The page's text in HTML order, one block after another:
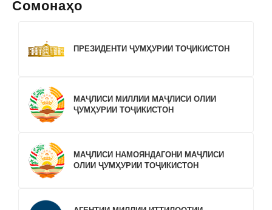
Сомонаҳо
ПРЕЗИДЕНТИ ҶУМҲУРИИ ТОҶИКИСТОН
МАҶЛИСИ МИЛЛИИ МАҶЛИСИ ОЛИИ
ҶУМҲУРИИ ТОҶИКИСТОН
МАҶЛИСИ НАМОЯНДАГОНИ МАҶЛИСИ
ОЛИИ ҶУМҲУРИИ ТОҶИКИСТОН